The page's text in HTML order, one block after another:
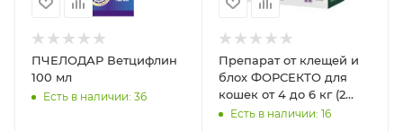
ПЧЕЛОДАР Ветцифлин
100 мл
Есть в наличии: 36
Препарат от клещей и
блох ФОРСЕКТО для
кошек от 4 до 6 кг (2
пипетки)
Есть в наличии: 16